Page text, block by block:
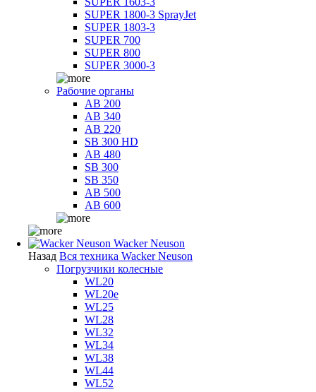
SUPER 1800-3 SprayJet
SUPER 1803-3
SUPER 700
SUPER 800
SUPER 3000-3
Рабочие органы
AB 200
AB 340
AB 220
SB 300 HD
AB 480
SB 300
SB 350
AB 500
AB 600
Wacker Neuson
Назад Вся техника Wacker Neuson
Погрузчики колесные
WL20
WL20e
WL25
WL28
WL32
WL34
WL38
WL44
WL52